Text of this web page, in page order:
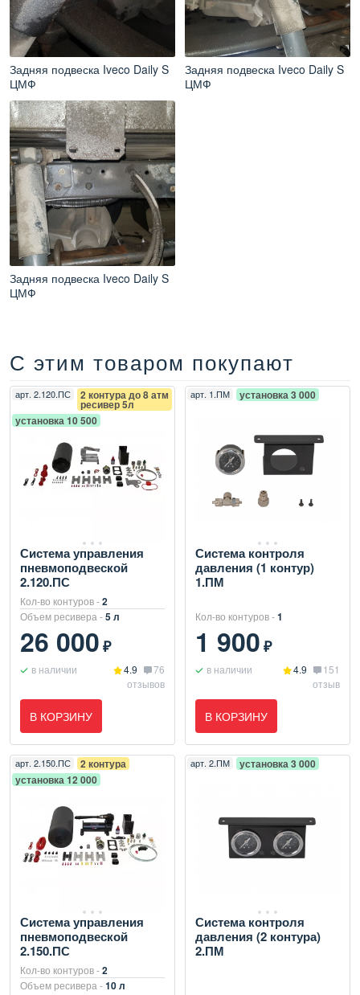
Задняя подвеска Iveco Daily S
ЦМФ
Задняя подвеска Iveco Daily S
ЦМФ
Задняя подвеска Iveco Daily S
ЦМФ
С этим товаром покупают
арт. 2.120.ПС 2 контура до 8 атм
ресивер 5л
установка 10 500
Система управления
пневмоподвеской
2.120.ПС
Кол-во контуров -2
Объем ресивера -5 л
26 000₽
в наличии 4.9
76
отзывов
В КОРЗИНУ
арт. 1.ПМ установка 3 000
Система контроля
давления (1 контур)
1.ПМ
Кол-во контуров -1
1 900₽
в наличии 4.9
151
отзыв
В КОРЗИНУ
арт. 2.150.ПС
2 контура
установка 12 000
Система управления
пневмоподвеской
2.150.ПС
Кол-во контуров -2
Объем ресивера -10 л
арт. 2.ПМ установка 3 000
Система контроля
давления (2 контура)
2.ПМ